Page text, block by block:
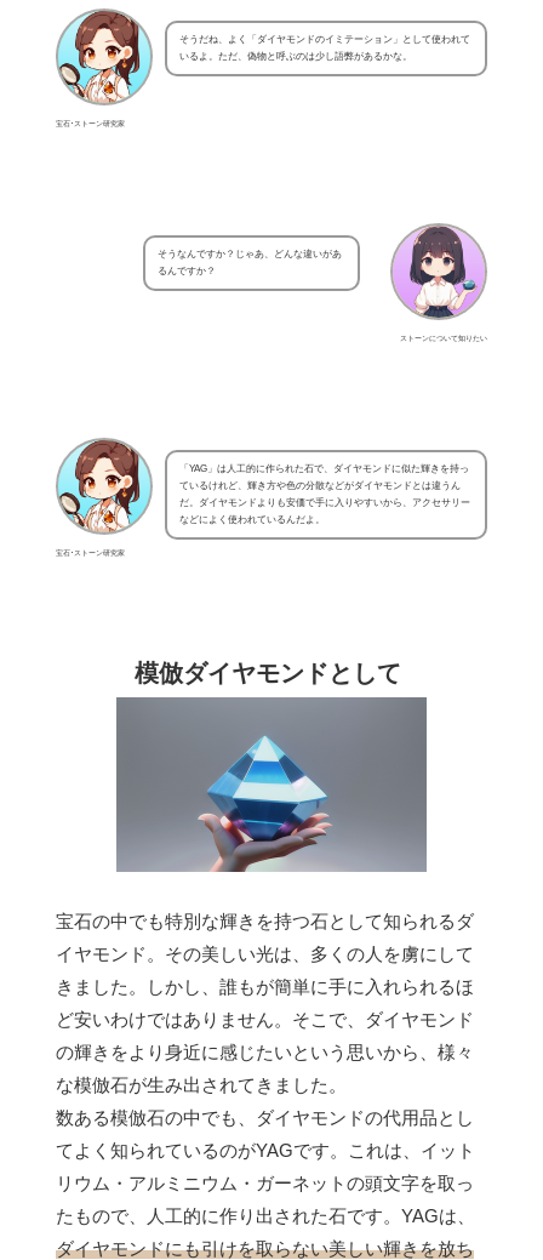
宝石･ストーン研究家
そうだね、よく「ダイヤモンドのイミテーション」として使われて
いるよ。ただ、偽物と呼ぶのは少し語弊があるかな。
ストーンについて知りたい
そうなんですか？じゃあ、どんな違いがあ
るんですか？
宝石･ストーン研究家
「YAG」は人工的に作られた石で、ダイヤモンドに似た輝きを持っ
ているけれど、輝き方や色の分散などがダイヤモンドとは違うん
だ。ダイヤモンドよりも安価で手に入りやすいから、アクセサリー
などによく使われているんだよ。
模倣ダイヤモンドとして
宝石の中でも特別な輝きを持つ石として知られるダ
イヤモンド。その美しい光は、多くの人を虜にして
きました。しかし、誰もが簡単に手に入れられるほ
ど安いわけではありません。そこで、ダイヤモンド
の輝きをより身近に感じたいという思いから、様々
な模倣石が生み出されてきました。
数ある模倣石の中でも、ダイヤモンドの代用品とし
てよく知られているのがYAGです。これは、イット
リウム・アルミニウム・ガーネットの頭文字を取っ
たもので、人工的に作り出された石です。YAGは、
ダイヤモンドにも引けを取らない美しい輝きを放ち